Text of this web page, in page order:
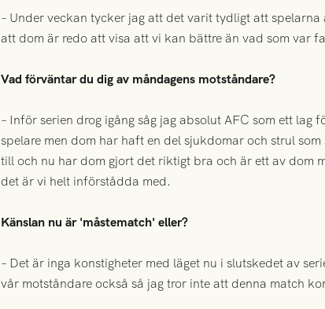
– Under veckan tycker jag att det varit tydligt att
att dom är redo att visa att vi kan bättre än vad som var
Vad förväntar du dig av måndagens motståndare?
– Inför serien drog igång såg jag absolut AFC som ett
spelare men dom har haft en del sjukdomar och strul
till och nu har dom gjort det riktigt bra och är ett av dom
det är vi helt införstådda med.
Känslan nu är 'måstematch' eller?
– Det är inga konstigheter med läget nu i slutskedet av
vår motståndare också så jag tror inte att denna match